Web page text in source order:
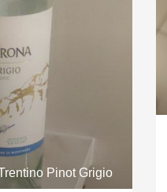
Pinot Grigio